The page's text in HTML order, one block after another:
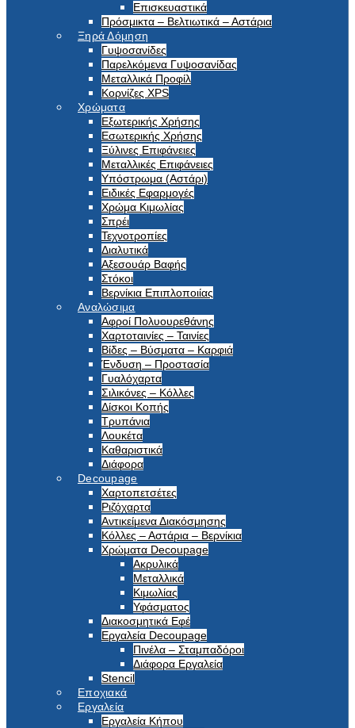
Επισκευαστικά
Πρόσμικτα – Βελτιωτικά – Αστάρια
Ξηρά Δόμηση
Γυψοσανίδες
Παρελκόμενα Γυψοσανίδας
Μεταλλικά Προφίλ
Κορνίζες XPS
Χρώματα
Εξωτερικής Χρήσης
Εσωτερικής Χρήσης
Ξύλινες Επιφάνειες
Μεταλλικές Επιφάνειες
Υπόστρωμα (Αστάρι)
Ειδικές Εφαρμογές
Χρώμα Κιμωλίας
Σπρέι
Τεχνοτροπίες
Διαλυτικά
Αξεσουάρ Βαφής
Στόκοι
Βερνίκια Επιπλοποιίας
Αναλώσιμα
Αφροί Πολυουρεθάνης
Χαρτοταινίες – Ταινίες
Βίδες – Βύσματα – Καρφιά
Ένδυση – Προστασία
Γυαλόχαρτα
Σιλικόνες – Κόλλες
Δίσκοι Κοπής
Τρυπάνια
Λουκέτα
Καθαριστικά
Διάφορα
Decoupage
Χαρτοπετσέτες
Ριζόχαρτα
Αντικείμενα Διακόσμησης
Κόλλες – Αστάρια – Βερνίκια
Χρώματα Decoupage
Ακρυλικά
Μεταλλικά
Κιμωλίας
Υφάσματος
Διακοσμητικά Εφέ
Εργαλεία Decoupage
Πινέλα – Σταμπαδόροι
Διάφορα Εργαλεία
Stencil
Εποχιακά
Εργαλεία
Εργαλεία Κήπου